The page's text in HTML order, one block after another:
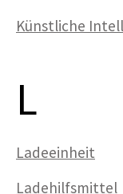
Künstliche
L
Ladeeinheit
Ladehilfsmittel